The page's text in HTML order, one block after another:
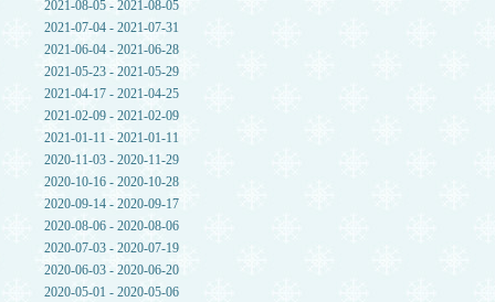
2021-08-05 - 2021-08-05
2021-07-04 - 2021-07-31
2021-06-04 - 2021-06-28
2021-05-23 - 2021-05-29
2021-04-17 - 2021-04-25
2021-02-09 - 2021-02-09
2021-01-11 - 2021-01-11
2020-11-03 - 2020-11-29
2020-10-16 - 2020-10-28
2020-09-14 - 2020-09-17
2020-08-06 - 2020-08-06
2020-07-03 - 2020-07-19
2020-06-03 - 2020-06-20
2020-05-01 - 2020-05-06